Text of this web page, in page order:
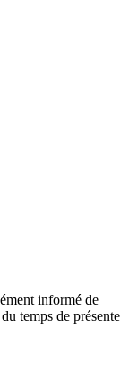
informé de
temps de présente